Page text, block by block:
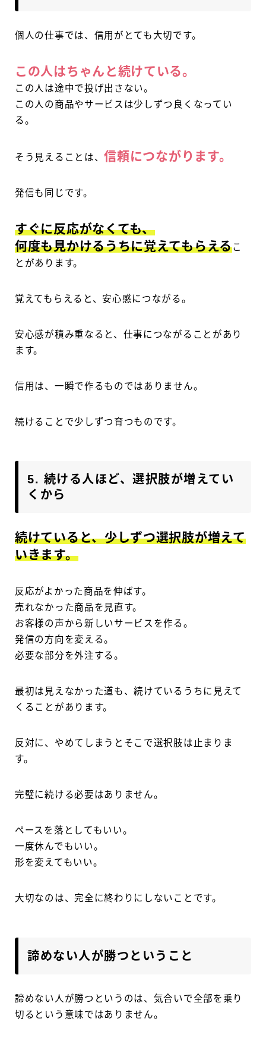
個人の仕事では、信用がとても大切です。
この人はちゃんと続けている。
この人は途中で投げ出さない。
この人の商品やサービスは少しずつ良くなってい
る。
そう見えることは、信頼につながります。
発信も同じです。
すぐに反応がなくても、
何度も見かけるうちに覚えてもらえるこ
とがあります。
覚えてもらえると、安心感につながる。
安心感が積み重なると、仕事につながることがあり
ます。
信用は、一瞬で作るものではありません。
続けることで少しずつ育つものです。
5. 続ける人ほど、選択肢が増えてい
くから
続けていると、少しずつ選択肢が増えて
いきます。
反応がよかった商品を伸ばす。
売れなかった商品を見直す。
お客様の声から新しいサービスを作る。
発信の方向を変える。
必要な部分を外注する。
最初は見えなかった道も、続けているうちに見えて
くることがあります。
反対に、やめてしまうとそこで選択肢は止まりま
す。
完璧に続ける必要はありません。
ペースを落としてもいい。
一度休んでもいい。
形を変えてもいい。
大切なのは、完全に終わりにしないことです。
諦めない人が勝つということ
諦めない人が勝つというのは、気合いで全部を乗り
切るという意味ではありません。